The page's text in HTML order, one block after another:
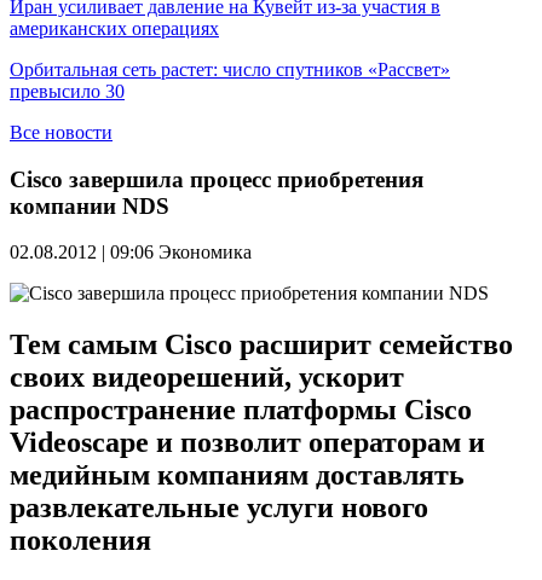
Иран усиливает давление на Кувейт из-за участия в
американских операциях
Орбитальная сеть растет: число спутников «Рассвет»
превысило 30
Все новости
Cisco завершила процесс приобретения
компании NDS
02.08.2012 | 09:06 Экономика
Тем самым Cisco расширит семейство
своих видеорешений, ускорит
распространение платформы Cisco
Videoscape и позволит операторам и
медийным компаниям доставлять
развлекательные услуги нового
поколения